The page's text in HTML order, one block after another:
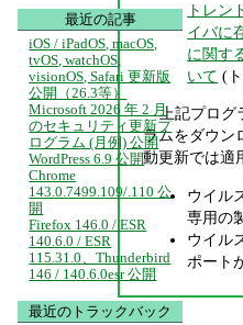
トレン
イバに
に関す
いて (
上記プログ
ラムをダウン
動更新では適
ウイル
専用の
ウイル
ポート
最近の記事
iOS / iPadOS, macOS,
tvOS, watchOS,
visionOS, Safari 更新版
公開（26.3等）
Microsoft 2026 年 2 月
のセキュリティ更新プ
ログラム (月例) 公開
WordPress 6.9 公開
Chrome
143.0.7499.109/.110 公
開
Firefox 146.0 / ESR
140.6.0 / ESR
115.31.0、Thunderbird
146 / 140.6.0esr 公開
最近のトラックバック